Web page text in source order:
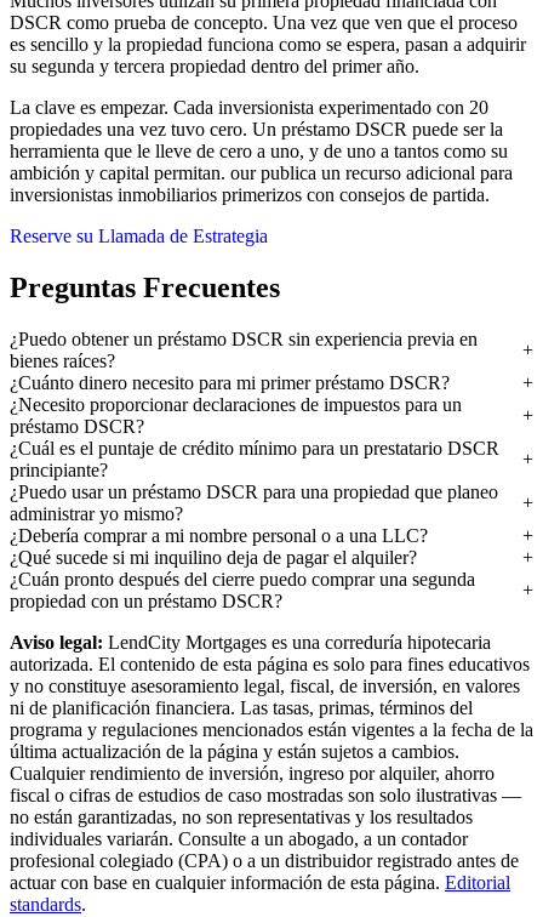
DSCR como prueba de concepto. Una vez que ven que el proceso
es sencillo y la propiedad funciona como se espera, pasan a adquirir
su segunda y tercera propiedad dentro del primer año.
La clave es empezar. Cada inversionista experimentado con 20
propiedades una vez tuvo cero. Un préstamo DSCR puede ser la
herramienta que le lleve de cero a uno, y de uno a tantos como su
ambición y capital permitan. our publica un recurso adicional para
inversionistas inmobiliarios primerizos con consejos de partida.
Reserve su Llamada de Estrategia
Preguntas Frecuentes
¿Puedo obtener un préstamo DSCR sin experiencia previa en
bienes raíces?
¿Cuánto dinero necesito para mi primer préstamo DSCR?
¿Necesito proporcionar declaraciones de impuestos para un
préstamo DSCR?
¿Cuál es el puntaje de crédito mínimo para un prestatario DSCR
principiante?
¿Puedo usar un préstamo DSCR para una propiedad que planeo
administrar yo mismo?
¿Debería comprar a mi nombre personal o a una LLC?
¿Qué sucede si mi inquilino deja de pagar el alquiler?
¿Cuán pronto después del cierre puedo comprar una segunda
propiedad con un préstamo DSCR?
Aviso legal: LendCity Mortgages es una correduría hipotecaria
autorizada. El contenido de esta página es solo para fines educativos
y no constituye asesoramiento legal, fiscal, de inversión, en valores
ni de planificación financiera. Las tasas, primas, términos del
programa y regulaciones mencionados están vigentes a la fecha de la
última actualización de la página y están sujetos a cambios.
Cualquier rendimiento de inversión, ingreso por alquiler, ahorro
fiscal o cifras de estudios de caso mostradas son solo ilustrativas —
no están garantizadas, no son representativas y los resultados
individuales variarán. Consulte a un abogado, a un contador
profesional colegiado (CPA) o a un distribuidor registrado antes de
actuar con base en cualquier información de esta página. Editorial
standards.